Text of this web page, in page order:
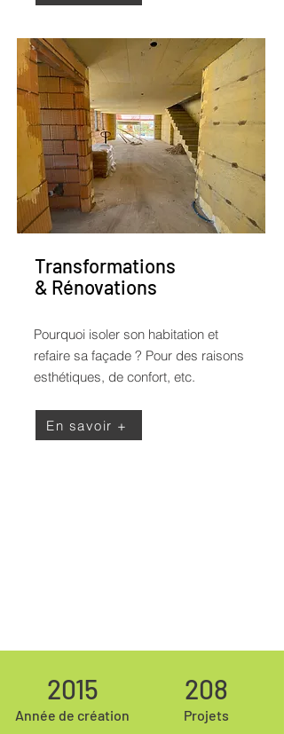
Transformations
& Rénovations
Pourquoi isoler son habitation et
refaire sa façade ? Pour des raisons
esthétiques, de confort, etc.
En savoir +
2015
Année de création
208
Projets